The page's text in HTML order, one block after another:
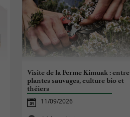
Visite de la Ferme Kimuak : entre
plantes sauvages, culture bio et
théiers
11/09/2026